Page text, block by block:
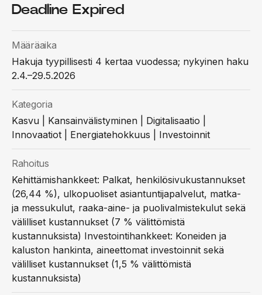
Deadline Expired
Määräaika
Hakuja tyypillisesti 4 kertaa vuodessa; nykyinen haku
2.4.–29.5.2026
Kategoria
Kasvu | Kansainvälistyminen | Digitalisaatio |
Innovaatiot | Energiatehokkuus | Investoinnit
Rahoitus
Kehittämishankkeet: Palkat, henkilösivukustannukset
(26,44 %), ulkopuoliset asiantuntijapalvelut, matka-
ja messukulut, raaka-aine- ja puolivalmistekulut sekä
välilliset kustannukset (7 % välittömistä
kustannuksista) Investointihankkeet: Koneiden ja
kaluston hankinta, aineettomat investoinnit sekä
välilliset kustannukset (1,5 % välittömistä
kustannuksista)